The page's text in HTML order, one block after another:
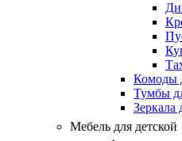
Комоды
Тумбы
Зеркала
Мебель для детской